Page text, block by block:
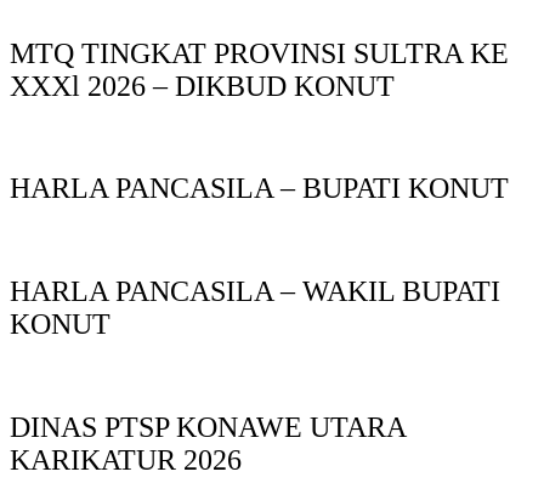
MTQ TINGKAT PROVINSI SULTRA KE
XXXl 2026 – DIKBUD KONUT
HARLA PANCASILA – BUPATI KONUT
HARLA PANCASILA – WAKIL BUPATI
KONUT
DINAS PTSP KONAWE UTARA
KARIKATUR 2026